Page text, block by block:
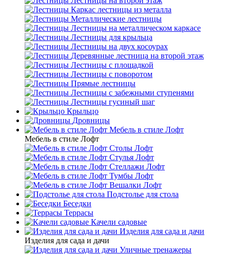
Каркас лестницы из металла
Металлические лестницы
Лестницы на металлическом каркасе
Лестницы для крыльца
Лестницы на двух косоурах
Деревянные лестница на второй этаж
Лестницы с площадкой
Лестницы с поворотом
Прямые лестницы
Лестницы с забежными ступенями
Лестницы гусиный шаг
Крыльцо
Дровницы
Мебель в стиле Лофт
Мебель в стиле Лофт
Столы Лофт
Стулья Лофт
Стеллажи Лофт
Тумбы Лофт
Вешалки Лофт
Подстолье для стола
Беседки
Террасы
Качели садовые
Изделия для сада и дачи
Изделия для сада и дачи
Уличные тренажеры